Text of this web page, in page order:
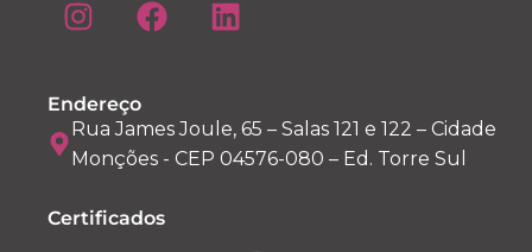
Endereço
Rua James Joule, 65 – Salas 121 e 122 – Cidade
Monções - CEP 04576-080 – Ed. Torre Sul
Certificados